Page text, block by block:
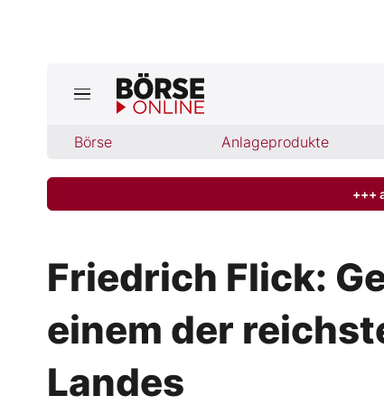
Börse Anlageprodukte
Jetzt aktuelle Ausgabe BÖRSE ONLINE
Finanz-Check
Abo & Shop
BO-Musterdepots
+++
Friedrich Flick:
einem der
Landes